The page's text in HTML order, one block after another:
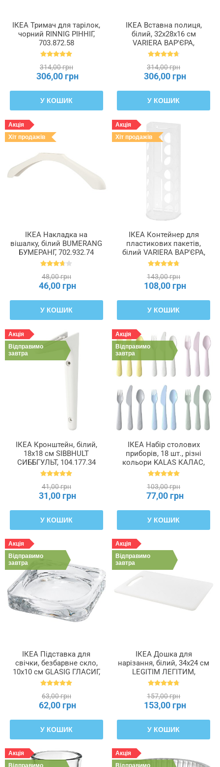
ІКЕА Тримач для тарілок,
чорний RINNIG РІННІГ,
703.872.58
314,00 грн
306,00 грн
У КОШИК
ІКЕА Вставна полиця,
білий, 32x28x16 см
VARIERA ВАР'ЄРА,
601.366.23
314,00 грн
306,00 грн
У КОШИК
Акція
Хіт продажів
ІКЕА Накладка на
вішалку, білий BUMERANG
БУМЕРАНГ, 702.932.74
48,00 грн
46,00 грн
У КОШИК
Акція
Хіт продажів
ІКЕА Контейнер для
пластикових пакетів,
білий VARIERA ВАР'ЄРА,
800.102.22
143,00 грн
108,00 грн
У КОШИК
Акція
Відправимо
завтра
ІКЕА Кронштейн, білий,
18x18 см SIBBHULT
СИББГУЛЬТ, 104.177.34
41,00 грн
31,00 грн
У КОШИК
Акція
Відправимо
завтра
ІКЕА Набір столових
приборів, 18 шт., різні
кольори KALAS КАЛАС,
704.613.85
103,00 грн
77,00 грн
У КОШИК
Акція
Відправимо
завтра
ІКЕА Підставка для
свічки, безбарвне скло,
10x10 см GLASIG ГЛАСИГ,
602.591.43
63,00 грн
62,00 грн
У КОШИК
Акція
Відправимо
завтра
ІКЕА Дошка для
нарізання, білий, 34x24 см
LEGITIM ЛЕГІТИМ,
902.022.68
157,00 грн
153,00 грн
У КОШИК
Акція
Акція